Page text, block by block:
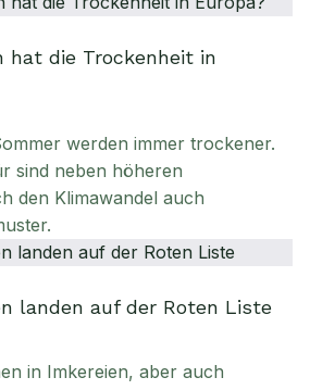
hat die Trockenheit in
werden immer trockener.
sind neben höheren
den Klimawandel auch
landen auf der Roten Liste
in Imkereien, aber auch